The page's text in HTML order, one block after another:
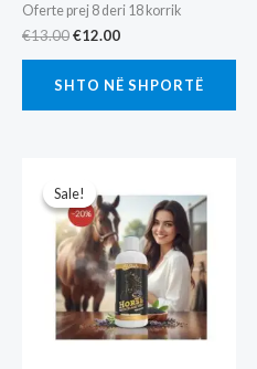
Oferte prej 8 deri 18 korrik
€13.00Original
€13.00.
€12.00Current
€12.00.
SHTO NË SHPORTË
Sale!
Sale!